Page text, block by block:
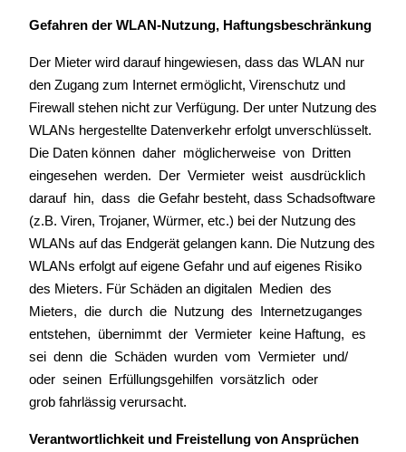
Gefahren der WLAN-Nutzung, Haftungsbeschränkung
Der Mieter wird darauf hingewiesen, dass das WLAN nur
den Zugang zum Internet ermöglicht, Virenschutz und
Firewall stehen nicht zur Verfügung. Der unter Nutzung des
WLANs hergestellte Datenverkehr erfolgt unverschlüsselt.
Die Daten können daher möglicherweise von Dritten
eingesehen werden. Der Vermieter weist ausdrücklich
darauf hin, dass die Gefahr besteht, dass Schadsoftware
(z.B. Viren, Trojaner, Würmer, etc.) bei der Nutzung des
WLANs auf das Endgerät gelangen kann. Die Nutzung des
WLANs erfolgt auf eigene Gefahr und auf eigenes Risiko
des Mieters. Für Schäden an digitalen Medien des
Mieters, die durch die Nutzung des Internetzuganges
entstehen, übernimmt der Vermieter keine Haftung, es
sei denn die Schäden wurden vom Vermieter und/
oder seinen Erfüllungsgehilfen vorsätzlich oder
grob fahrlässig verursacht.
Verantwortlichkeit und Freistellung von Ansprüchen